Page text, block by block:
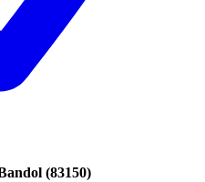
(83150)